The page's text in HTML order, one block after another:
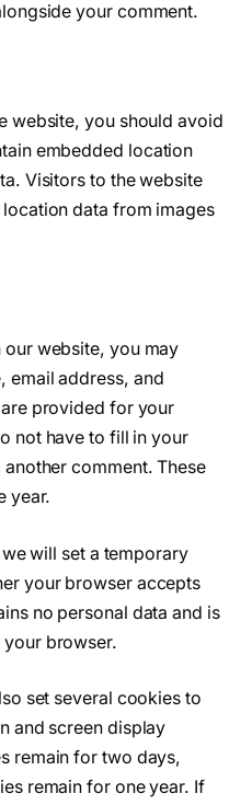
your comment.
website, you should avoid
embedded location
Visitors to the website
data from images
website, you may
email address, and
provided for your
not have to fill in your
comment. These
year.
will set a temporary
your browser accepts
no personal data and is
browser.
set several cookies to
and screen display
remain for two days,
remain for one year. If